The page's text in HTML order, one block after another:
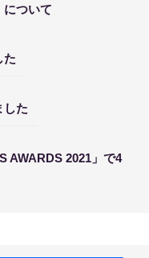
について
た
した
AWARDS 2021」で4